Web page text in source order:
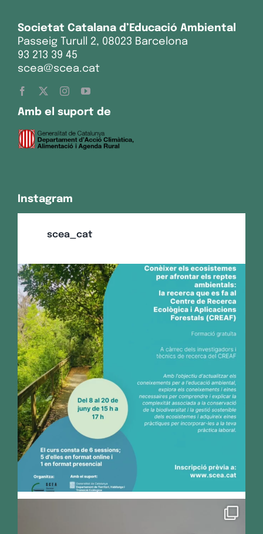
Societat Catalana d’Educació Ambiental
Passeig Turull 2, 08023 Barcelona
93 213 39 45
scea@scea.cat
Amb el suport de
Instagram
scea_cat